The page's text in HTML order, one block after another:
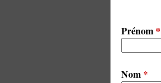
Prénom *
Nom *